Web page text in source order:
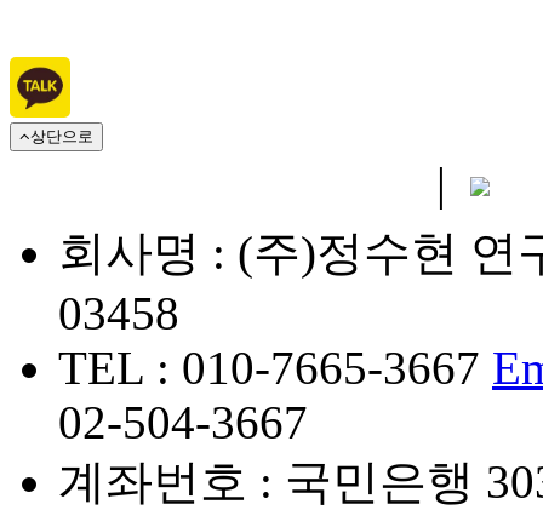
상단으로
|
회사명 : (주)정수현 연
03458
TEL : 010-7665-3667
02-504-3667
계좌번호 : 국민은행